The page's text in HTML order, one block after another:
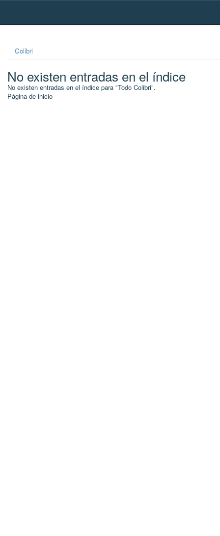
Skip
Colibri
No existen entradas en el índice
No existen entradas en el índice para "Todo Colibri".
Página de inicio